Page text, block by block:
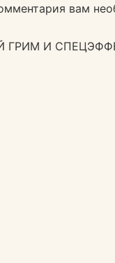
вам
ГРИМ И